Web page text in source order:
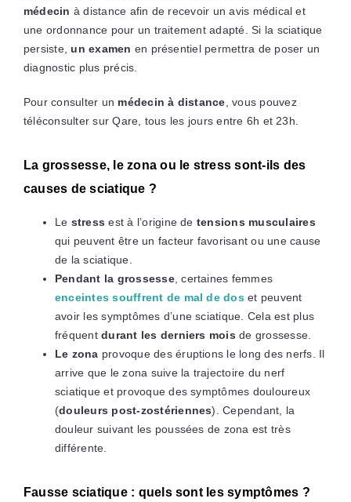
médecin à distance afin de recevoir un avis médical et
une ordonnance pour un traitement adapté. Si la sciatique
persiste,un examen en présentiel permettra de poser un
diagnostic plus précis.
Pour consulter un médecin à distance, vous pouvez
téléconsulter sur Qare, tous les jours entre 6h et 23h.
La grossesse, le zona ou le stress sont-ils des
causes de sciatique ?
Le stress est à l’origine de tensions musculaires
qui peuvent être un facteur favorisant ou une cause
de la sciatique.
Pendant la grossesse, certaines femmes
enceintes souffrent de mal de doset peuvent
avoir les symptômes d’une sciatique. Cela est plus
fréquentdurant les derniers mois de grossesse.
Le zona provoque des éruptions le long des nerfs. Il
arrive que le zona suive la trajectoire du nerf
sciatique et provoque des symptômes douloureux
(douleurs post-zostériennes). Cependant, la
douleur suivant les poussées de zona est très
différente.
Fausse sciatique : quels sont les symptômes ?